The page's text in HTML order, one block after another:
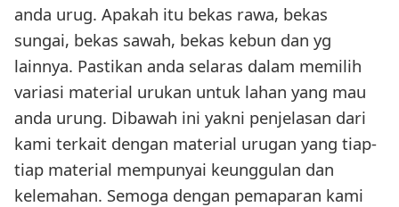
anda urug. Apakah itu bekas rawa, bekas
sungai, bekas sawah, bekas kebun dan yg
lainnya. Pastikan anda selaras dalam memilih
variasi material urukan untuk lahan yang mau
anda urung. Dibawah ini yakni penjelasan dari
kami terkait dengan material urugan yang tiap-
tiap material mempunyai keunggulan dan
kelemahan. Semoga dengan pemaparan kami